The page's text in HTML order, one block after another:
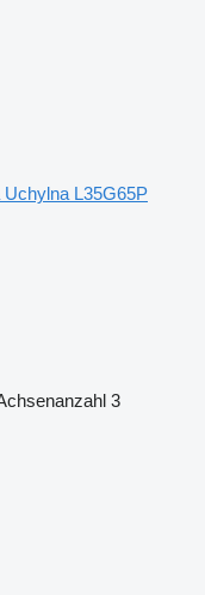
Uchylna L35G65P
3